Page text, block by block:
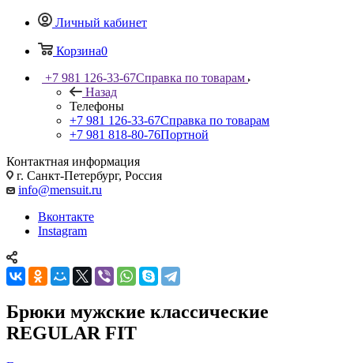
Личный кабинет
Корзина0
+7 981 126-33-67Справка по товарам
Назад
Телефоны
+7 981 126-33-67Справка по товарам
+7 981 818-80-76Портной
Контактная информация
г. Санкт-Петербург, Россия
info@mensuit.ru
Вконтакте
Instagram
Брюки мужские классические
REGULAR FIT